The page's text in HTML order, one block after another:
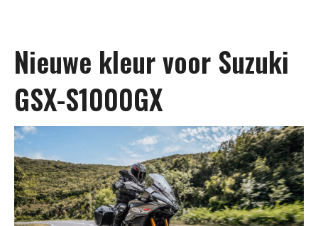
Nieuwe kleur voor Suzuki
GSX-S1000GX